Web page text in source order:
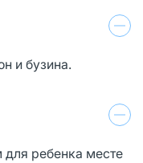
и бузина.
для ребенка месте